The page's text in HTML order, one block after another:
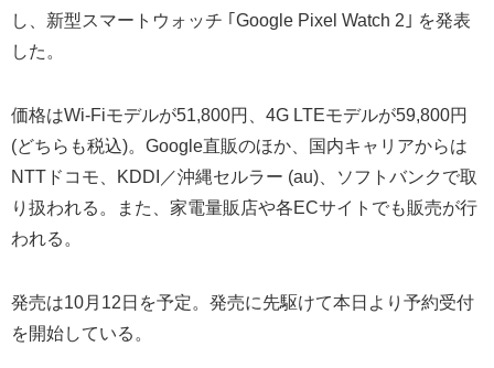
し、新型スマートウォッチ ｢Google Pixel Watch 2｣ を発表
した。
価格はWi-Fiモデルが51,800円、4G LTEモデルが59,800円
(どちらも税込)。Google直販のほか、国内キャリアからは
NTTドコモ、KDDI／沖縄セルラー (au)、ソフトバンクで取
り扱われる。また、家電量販店や各ECサイトでも販売が行
われる。
発売は10月12日を予定。発売に先駆けて本日より予約受付
を開始している。